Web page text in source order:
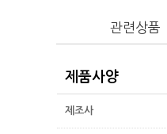
관련상품
제품사양
제조사